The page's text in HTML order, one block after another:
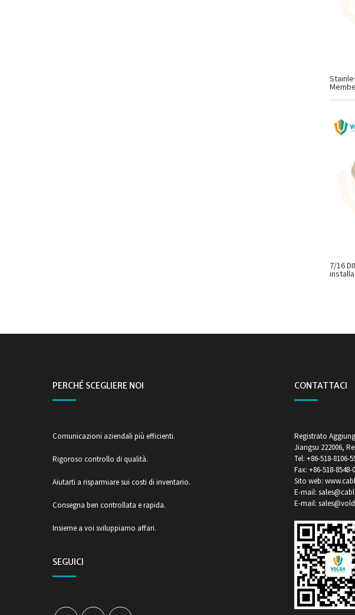
7/16
PERCHÉ SCEGLIERE NOI
Comunicazioni aziendali più efficienti.
Rigoroso controllo di qualità.
Aiutarti a risparmiare sui costi di inventario.
Consegna ben controllata e rapida.
Insieme a voi sviluppiamo affari.
SEGUICI
CONTATTACI
Registrato
Jiangsu 222006,
Tel: +86-518-8106-
Fax: +86-518-8548-
Sito web:
E-mail:
E-mail: